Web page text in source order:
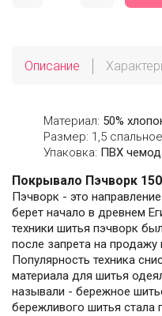
Описание
Материал: 50%
Размер: 1,5 спальное
Упаковка: ПВХ
Покрывало Пэчворк
Пэчворк - это
берет начало в древнем
техники шитья пэчворк
после запрета на продажу
Популярность техника
материала для шитья
называли - бережное
бережливого шитья стала